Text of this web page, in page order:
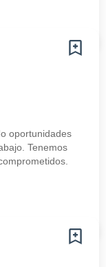
oportunidades
Tenemos